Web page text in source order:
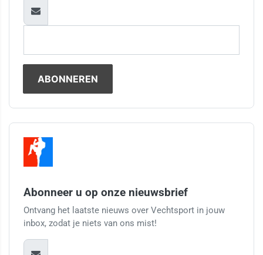
Abonneer u op onze nieuwsbrief
Ontvang het laatste nieuws over Vechtsport in jouw
inbox, zodat je niets van ons mist!